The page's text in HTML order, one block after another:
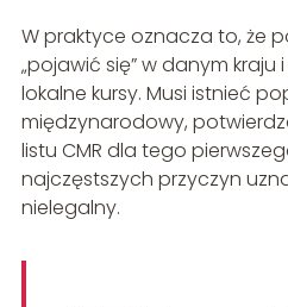
W praktyce oznacza to, że
„pojawić się” w danym
lokalne kursy. Musi istnieć
międzynarodowy,
listu CMR dla tego
najczęstszych przyczyn
nielegalny.